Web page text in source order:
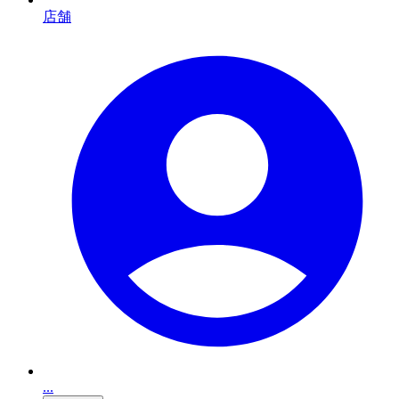
店舗
...